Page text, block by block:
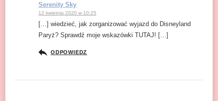
Serenity Sky
12 kwietnia 2020 w 10:25
[…] wiedzieć, jak zorganizować wyjazd do Disneyland
Paryż? Sprawdź moje wskazówki TUTAJ! […]
ODPOWIEDZ